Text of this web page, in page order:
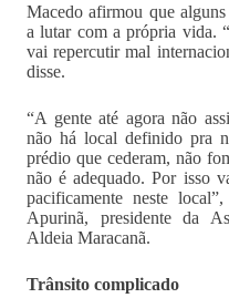
Macedo afirmou que
a lutar com a própria vida.
vai repercutir mal
disse.
“A gente até agora não
não há local definido pra
prédio que cederam, não
não é adequado. Por isso
pacificamente neste
Apurinã, presidente da
Aldeia Maracanã.
Trânsito complicado